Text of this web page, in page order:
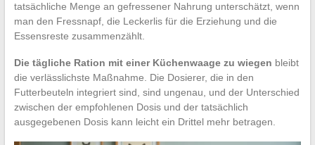
tatsächliche Menge an gefressener Nahrung unterschätzt, wenn
man den Fressnapf, die Leckerlis für die Erziehung und die
Essensreste zusammenzählt.
Die tägliche Ration mit einer Küchenwaage zu wiegen bleibt
die verlässlichste Maßnahme. Die Dosierer, die in den
Futterbeuteln integriert sind, sind ungenau, und der Unterschied
zwischen der empfohlenen Dosis und der tatsächlich
ausgegebenen Dosis kann leicht ein Drittel mehr betragen.